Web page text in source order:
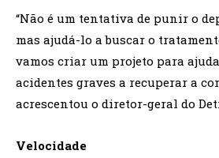
“Não é um tentativa de punir o
mas ajudá-lo a buscar o
vamos criar um projeto para
acidentes graves a recuperar a
acrescentou o diretor-geral do
Velocidade